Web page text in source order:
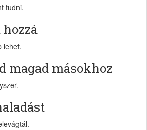
tudni.
hozzá
lehet.
magad másokhoz